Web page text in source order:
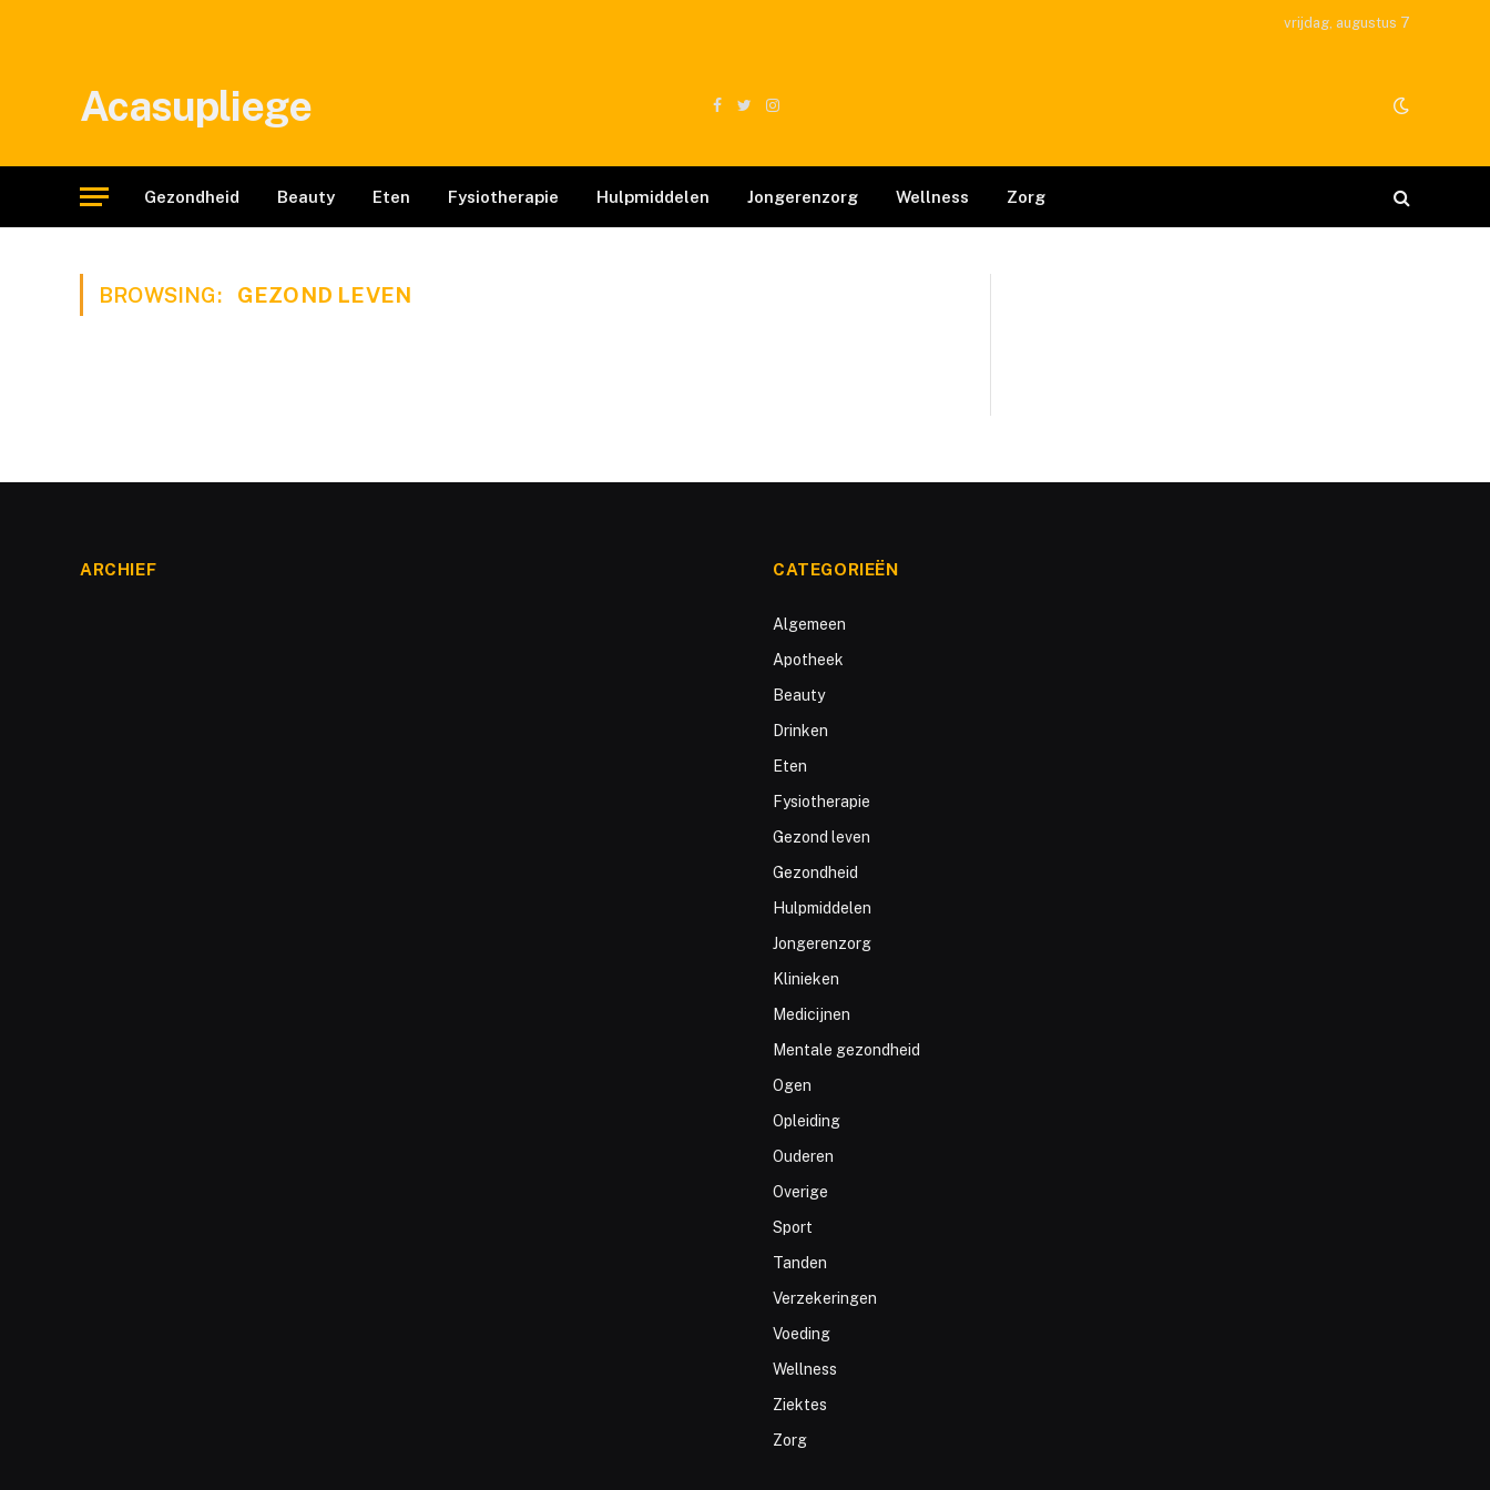
vrijdag, augustus 7
Acasupliege Facebook
TwitterInstagram
Gezondheid Beauty Eten Fysiotherapie Hulpmiddelen Jongerenzorg Wellness Zorg
BROWSING: GEZOND LEVEN
ARCHIEF CATEGORIEËN
Algemeen
Apotheek
Beauty
Drinken
Eten
Fysiotherapie
Gezond leven
Gezondheid
Hulpmiddelen
Jongerenzorg
Klinieken
Medicijnen
Mentale gezondheid
Ogen
Opleiding
Ouderen
Overige
Sport
Tanden
Verzekeringen
Voeding
Wellness
Ziektes
Zorg